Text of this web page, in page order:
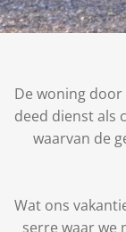
De woning
deed dienst als
waarvan de
Wat ons
serre waar we